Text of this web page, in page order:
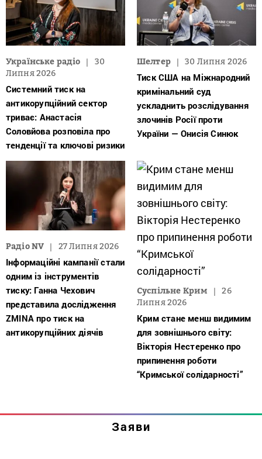
Українське радіо
30
Липня 2026
Системний тиск на
антикорупційний сектор
триває: Анастасія
Соловйова розповіла про
тенденції та ключові ризики
Шелтер 30 Липня 2026
Тиск США на Міжнародний
кримінальний суд
ускладнить розслідування
злочинів Росії проти
України — Онисія Синюк
Радіо NV 27 Липня 2026
Інформаційні кампанії стали
одним із інструментів
тиску: Ганна Чехович
представила дослідження
ZMINA про тиск на
антикорупційних діячів
Суспільне Крим
26
Липня 2026
Крим стане менш видимим
для зовнішнього світу:
Вікторія Нестеренко про
припинення роботи
“Кримської солідарності”
Заяви